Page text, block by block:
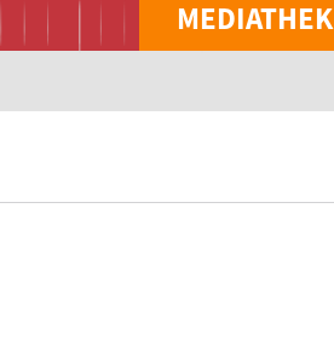
MEDIATHEK